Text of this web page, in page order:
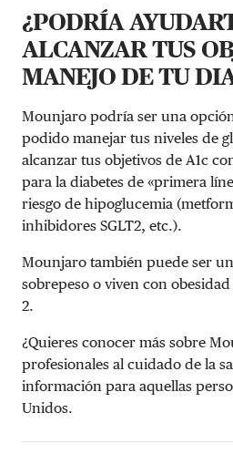
¿PODRÍA
ALCANZAR TUS
MANEJO DE TU
Mounjaro podría ser una
podido manejar tus niveles de
alcanzar tus objetivos de A1c
para la diabetes de «primera
riesgo de hipoglucemia
inhibidores SGLT2, etc.).
Mounjaro también puede ser
sobrepeso o viven con
2.
¿Quieres conocer más sobre
profesionales al cuidado de la
información para aquellas
Unidos.